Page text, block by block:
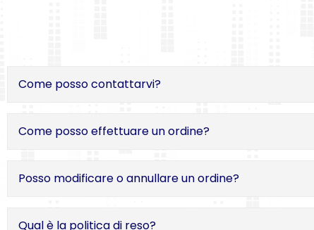
Come posso contattarvi?
Come posso effettuare un ordine?
Posso modificare o annullare un ordine?
Qual è la politica di reso?